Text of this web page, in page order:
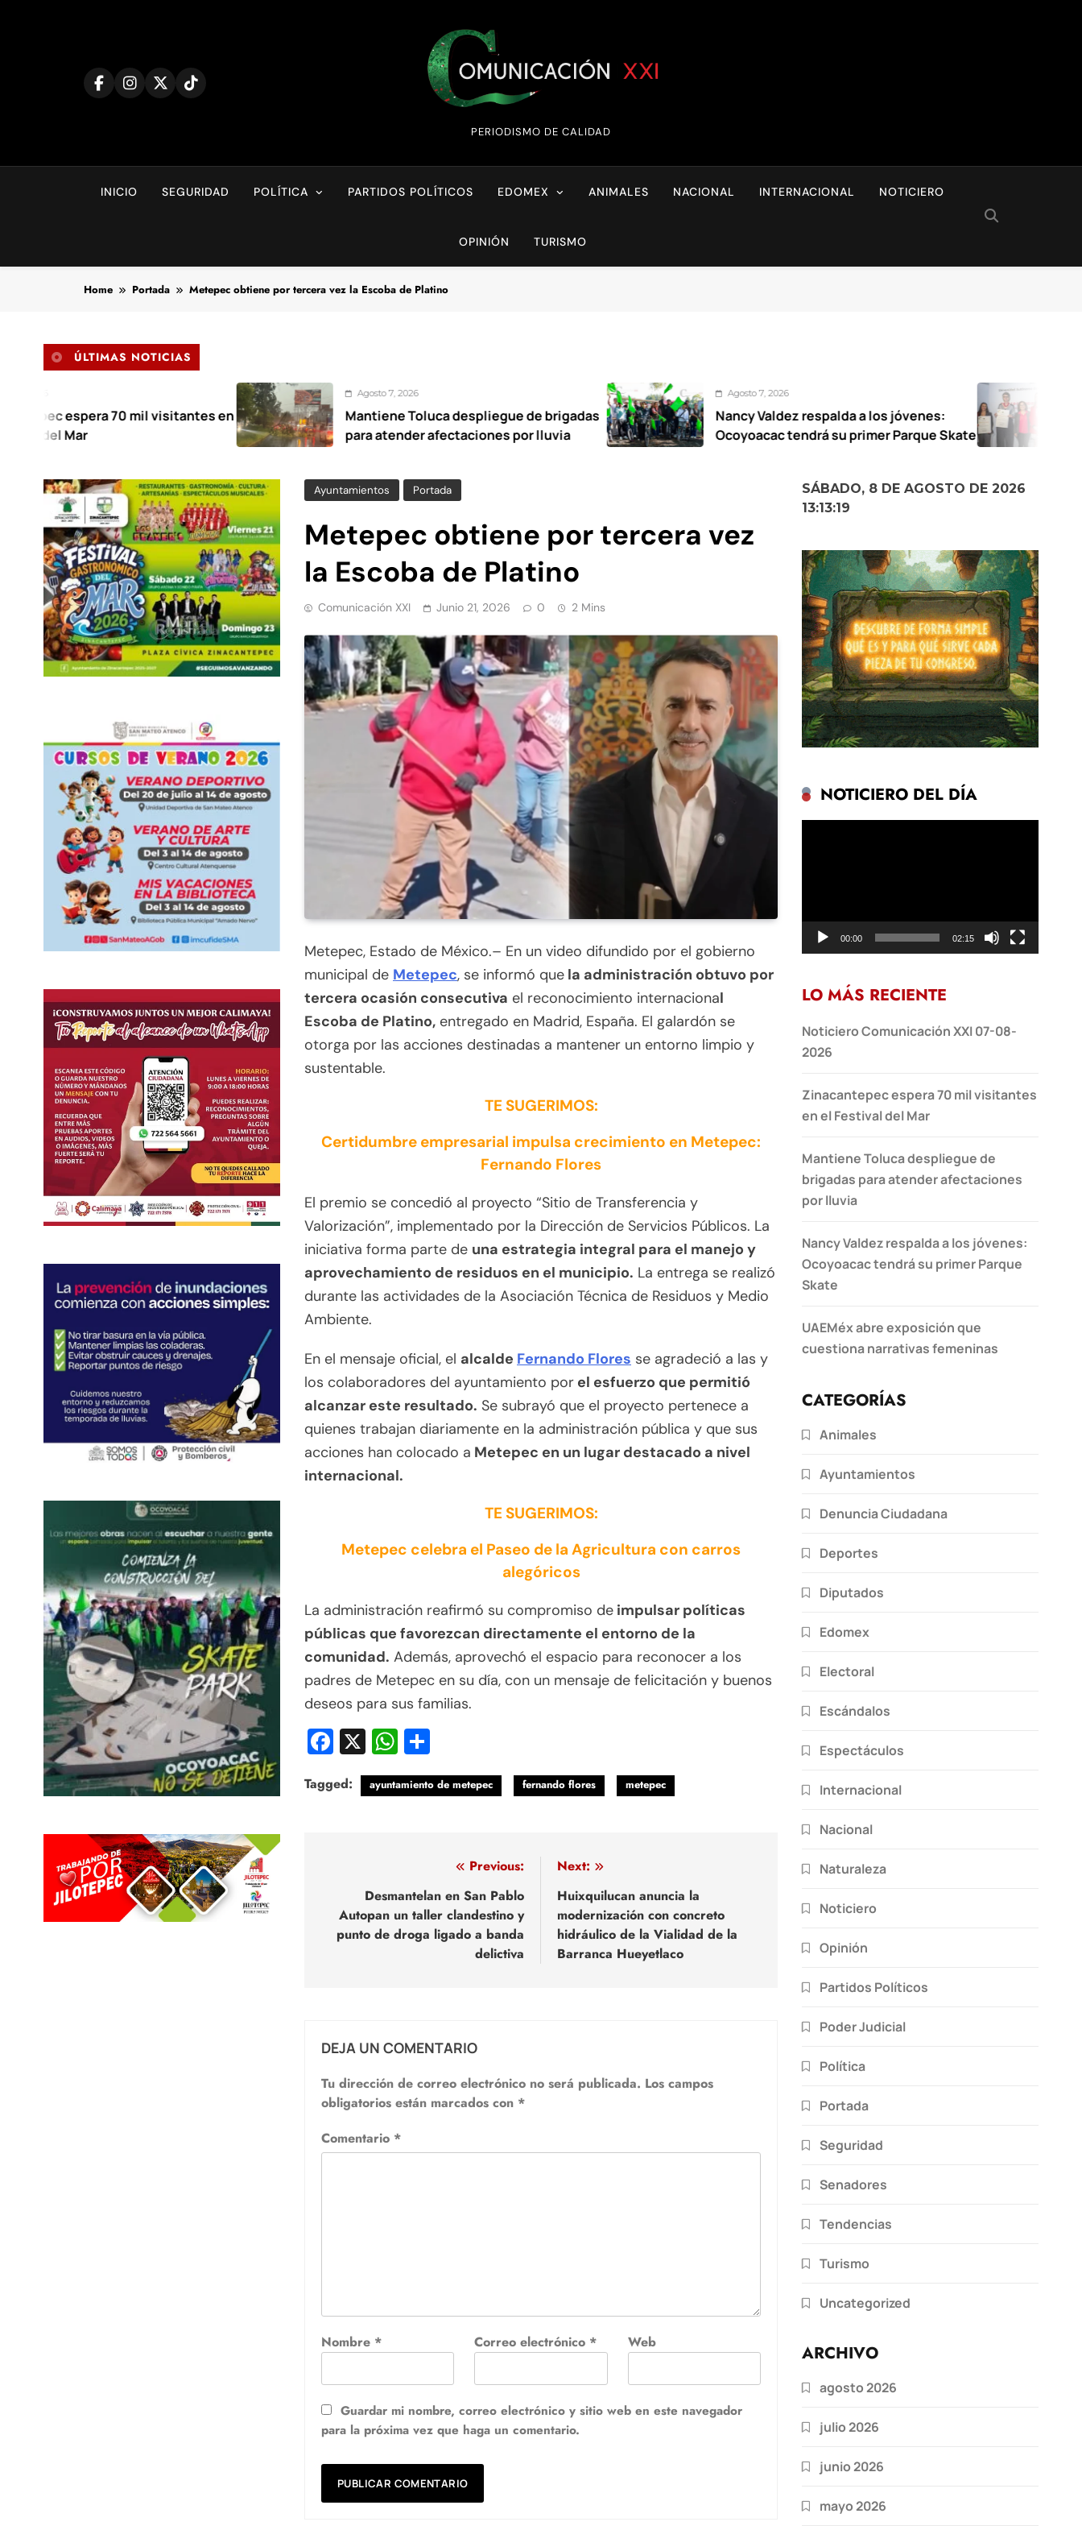
Comunicación XXI
PERIODISMO DE CALIDAD
INICIO SEGURIDAD POLÍTICA PARTIDOS POLÍTICOS EDOMEX ANIMALES NACIONAL INTERNACIONAL NOTICIERO
OPINIÓN TURISMO
Home Portada Metepec obtiene por tercera vez la Escoba de Platino
ÚLTIMAS NOTICIAS
70 mil visitantes en
Agosto 7, 2026
Mantiene Toluca despliegue de brigadas
para atender afectaciones por lluvia
Agosto 7, 2026
Nancy Valdez respalda a los jóvenes:
Ocoyoacac tendrá su primer Parque Skate
Agosto 7, 2026
UAEMéx abre
narrativas
Ayuntamientos Portada
Metepec obtiene por tercera vez
la Escoba de Platino
Comunicación XXI Junio 21, 2026 0 2 Mins
Metepec, Estado de México.– En un video difundido por el gobierno
municipal de Metepec, se informó que la administración obtuvo por
tercera ocasión consecutiva el reconocimiento internacional
Escoba de Platino, entregado en Madrid, España. El galardón se
otorga por las acciones destinadas a mantener un entorno limpio y
sustentable.
TE SUGERIMOS:
Certidumbre empresarial impulsa crecimiento en Metepec:
Fernando Flores
El premio se concedió al proyecto “Sitio de Transferencia y
Valorización”, implementado por la Dirección de Servicios Públicos. La
iniciativa forma parte de una estrategia integral para el manejo y
aprovechamiento de residuos en el municipio. La entrega se realizó
durante las actividades de la Asociación Técnica de Residuos y Medio
Ambiente.
En el mensaje oficial, el alcalde Fernando Flores se agradeció a las y
los colaboradores del ayuntamiento por el esfuerzo que permitió
alcanzar este resultado. Se subrayó que el proyecto pertenece a
quienes trabajan diariamente en la administración pública y que sus
acciones han colocado a Metepec en un lugar destacado a nivel
internacional.
TE SUGERIMOS:
Metepec celebra el Paseo de la Agricultura con carros
alegóricos
La administración reafirmó su compromiso de impulsar políticas
públicas que favorezcan directamente el entorno de la
comunidad. Además, aprovechó el espacio para reconocer a los
padres de Metepec en su día, con un mensaje de felicitación y buenos
deseos para sus familias.
Facebook
X WhatsApp
Tagged: ayuntamiento de metepec fernando flores metepec
entradas
Previous:
Desmantelan en San Pablo
Autopan un taller clandestino y
punto de droga ligado a banda
delictiva
Next:
Huixquilucan anuncia la
modernización con concreto
hidráulico de la Vialidad de la
Barranca Hueyetlaco
DEJA UN COMENTARIO
Tu dirección de correo electrónico no será publicada. Los campos
obligatorios están marcados con *
Comentario *
Nombre * Correo electrónico * Web
Guardar mi nombre, correo electrónico y sitio web en este navegador
para la próxima vez que haga un comentario.
SÁBADO, 8 DE AGOSTO DE 2026
13:13:20
NOTICIERO DEL DÍA
00:00 02:15
LO MÁS RECIENTE
Noticiero Comunicación XXI 07-08-
2026
Zinacantepec espera 70 mil visitantes
en el Festival del Mar
Mantiene Toluca despliegue de
brigadas para atender afectaciones
por lluvia
Nancy Valdez respalda a los jóvenes:
Ocoyoacac tendrá su primer Parque
Skate
UAEMéx abre exposición que
cuestiona narrativas femeninas
CATEGORÍAS
Animales
Ayuntamientos
Denuncia Ciudadana
Deportes
Diputados
Edomex
Electoral
Escándalos
Espectáculos
Internacional
Nacional
Naturaleza
Noticiero
Opinión
Partidos Políticos
Poder Judicial
Política
Portada
Seguridad
Senadores
Tendencias
Turismo
Uncategorized
ARCHIVO
agosto 2026
julio 2026
junio 2026
mayo 2026